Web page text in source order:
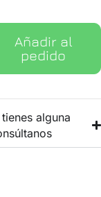
Añadir al
pedido
alguna